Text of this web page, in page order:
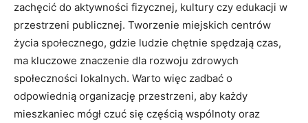
zachęcić do ‍aktywności ‍fizycznej,‌ kultury czy edukacji ‌w
przestrzeni publicznej. Tworzenie miejskich centrów
życia ⁤społecznego, gdzie ludzie chętnie spędzają czas,
ma kluczowe znaczenie dla rozwoju​ zdrowych
społeczności ​lokalnych. Warto‍ więc ‍zadbać o
⁢odpowiednią ‍organizację‌ przestrzeni, aby‌ każdy
⁤mieszkaniec mógł czuć ​się⁤ częścią wspólnoty oraz